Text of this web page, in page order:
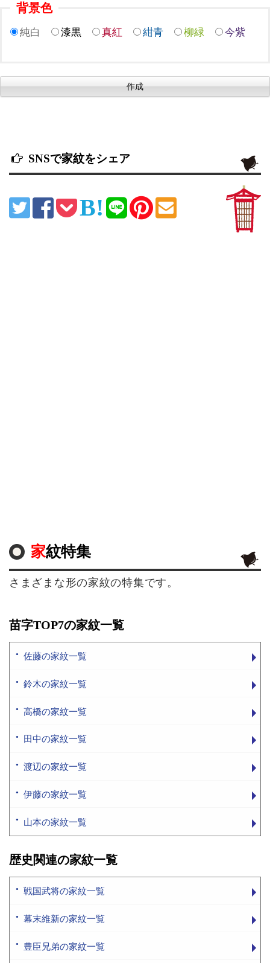
背景色
純白 漆黒 真紅 紺青 柳緑 今紫
SNSで家紋をシェア
家紋特集
さまざまな形の家紋の特集です。
苗字TOP7の家紋一覧
佐藤の家紋一覧
鈴木の家紋一覧
高橋の家紋一覧
田中の家紋一覧
渡辺の家紋一覧
伊藤の家紋一覧
山本の家紋一覧
歴史関連の家紋一覧
戦国武将の家紋一覧
幕末維新の家紋一覧
豊臣兄弟の家紋一覧